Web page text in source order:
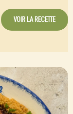
VOIR LA RECETTE